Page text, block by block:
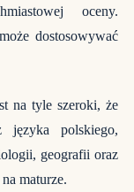
oceny.
dostosowywać
na tyle szeroki, że
języka polskiego,
geografii oraz
maturze.